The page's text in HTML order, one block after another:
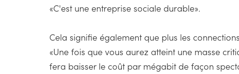
«C'est une entreprise sociale durable».
Cela signifie également que plus les
«Une fois que vous aurez atteint une masse
fera baisser le coût par mégabit de façon